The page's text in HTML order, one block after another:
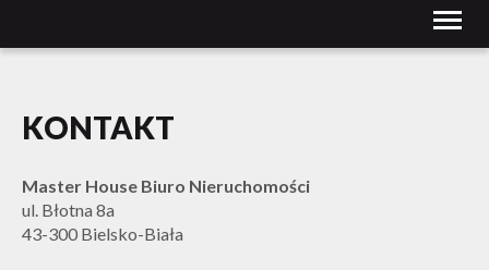
KONTAKT
Master House Biuro Nieruchomości
ul. Błotna 8a
43-300 Bielsko-Biała